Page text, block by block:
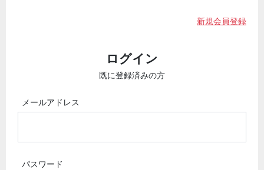
新規会員登録
ログイン
既に登録済みの方
メールアドレス
パスワード